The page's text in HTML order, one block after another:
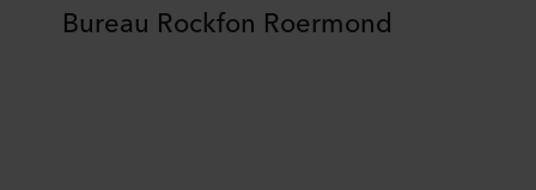
Bureau Rockfon Roermond